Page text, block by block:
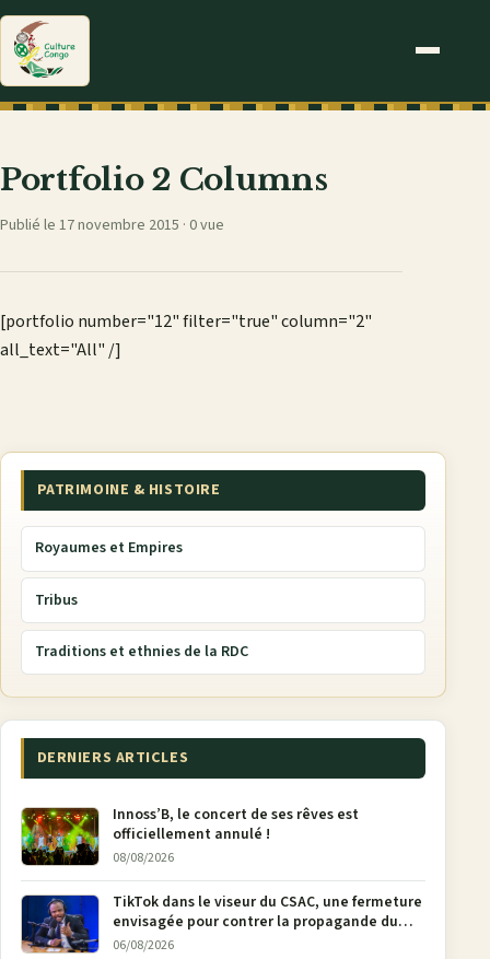
Portfolio 2 Columns
Publié le 17 novembre 2015 · 0 vue
[portfolio number="12" filter="true" column="2"
all_text="All" /]
PATRIMOINE & HISTOIRE
Royaumes et Empires
Tribus
Traditions et ethnies de la RDC
DERNIERS ARTICLES
Innoss’B, le concert de ses rêves est
officiellement annulé !
08/08/2026
TikTok dans le viseur du CSAC, une fermeture
envisagée pour contrer la propagande du
M23
06/08/2026